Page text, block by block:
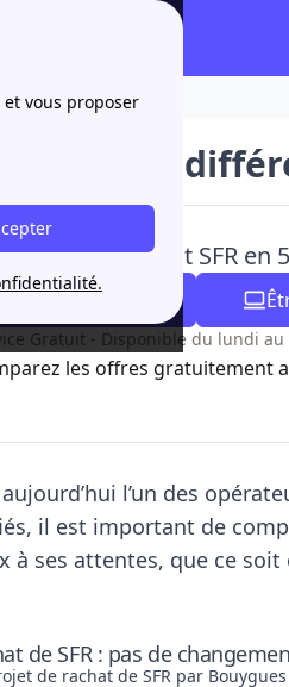
vous proposer
sont les
un forfait SFR en
04 84 31 27 82
Gratuit - Disponible du lundi au
les offres gratuitement
l’un des
il est important de
à ses attentes, que ce
de SFR : pas de
de rachat de SFR par